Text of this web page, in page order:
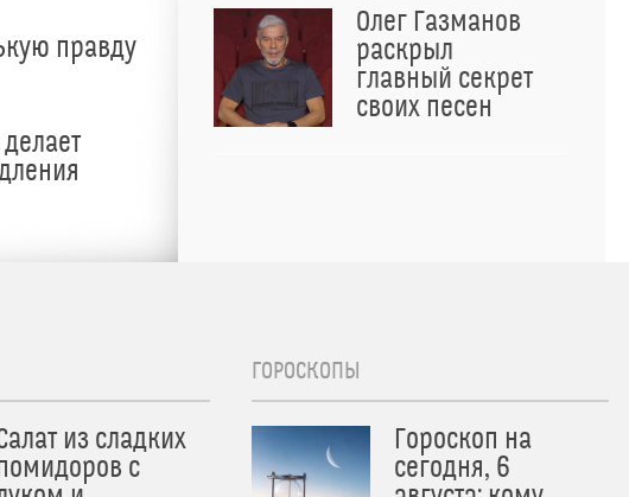
правду
Олег Газманов
раскрыл
главный секрет
своих песен
из сладких
с
ГОРОСКОПЫ
Гороскоп на
сегодня, 6